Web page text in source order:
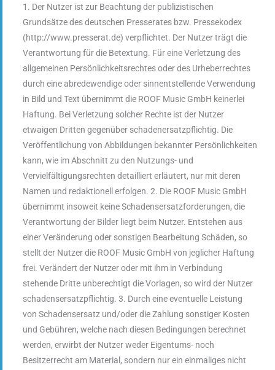
1. Der Nutzer ist zur Beachtung der publizistischen
Grundsätze des deutschen Presserates bzw. Pressekodex
(http://www.presserat.de) verpflichtet. Der Nutzer trägt die
Verantwortung für die Betextung. Für eine Verletzung des
allgemeinen Persönlichkeitsrechtes oder des Urheberrechtes
durch eine abredewendige oder sinnentstellende Verwendung
in Bild und Text übernimmt die ROOF Music GmbH keinerlei
Haftung. Bei Verletzung solcher Rechte ist der Nutzer
etwaigen Dritten gegenüber schadenersatzpflichtig. Die
Veröffentlichung von Abbildungen bekannter Persönlichkeiten
kann, wie im Abschnitt zu den Nutzungs- und
Vervielfältigungsrechten detailliert erläutert, nur mit deren
Namen und redaktionell erfolgen. 2. Die ROOF Music GmbH
übernimmt insoweit keine Schadensersatzforderungen, die
Verantwortung der Bilder liegt beim Nutzer. Entstehen aus
einer Veränderung oder sonstigen Bearbeitung Schäden, so
stellt der Nutzer die ROOF Music GmbH von jeglicher Haftung
frei. Verändert der Nutzer oder mit ihm in Verbindung
stehende Dritte unberechtigt die Vorlagen, so wird der Nutzer
schadensersatzpflichtig. 3. Durch eine eventuelle Leistung
von Schadensersatz und/oder die Zahlung sonstiger Kosten
und Gebühren, welche nach diesen Bedingungen berechnet
werden, erwirbt der Nutzer weder Eigentums- noch
Besitzerrecht am Material, sondern nur ein einmaliges nicht